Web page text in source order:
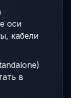
оси
кабели
в